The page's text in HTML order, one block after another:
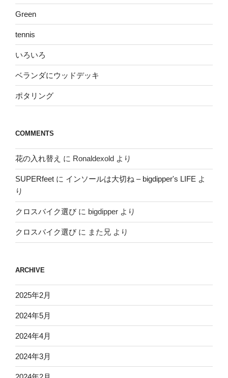
Green
tennis
いろいろ
ベランダにウッドデッキ
ポタリング
COMMENTS
花の入れ替え に Ronaldexold より
SUPERfeet に インソールは大切ね – bigdipper's LIFE よ
り
クロスバイク選び に bigdipper より
クロスバイク選び に また兄 より
ARCHIVE
2025年2月
2024年5月
2024年4月
2024年3月